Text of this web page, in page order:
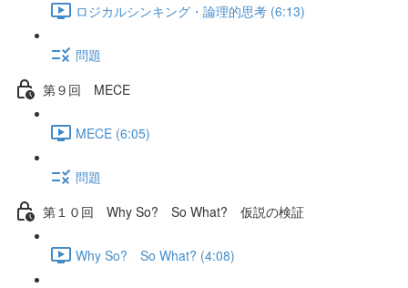
ロジカルシンキング・論理的思考 (6:13)
問題
第９回 MECE
MECE (6:05)
問題
第１０回 Why So? So What? 仮説の検証
Why So? So What? (4:08)